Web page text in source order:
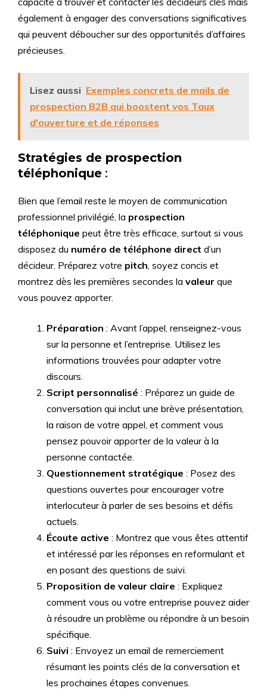
également à engager des conversations significatives
qui peuvent déboucher sur des opportunités d’affaires
précieuses.
Lisez aussi Exemples concrets de mails de
prospection B2B qui boostent vos Taux
d'ouverture et de réponses
Stratégies de prospection
téléphonique :
Bien que l’email reste le moyen de communication
professionnel privilégié, la prospection
téléphonique peut être très efficace, surtout si vous
disposez du numéro de téléphone direct d’un
décideur. Préparez votre pitch, soyez concis et
montrez dès les premières secondes la valeur que
vous pouvez apporter.
Préparation : Avant l’appel, renseignez-vous
sur la personne et l’entreprise. Utilisez les
informations trouvées pour adapter votre
discours.
Script personnalisé : Préparez un guide de
conversation qui inclut une brève présentation,
la raison de votre appel, et comment vous
pensez pouvoir apporter de la valeur à la
personne contactée.
Questionnement stratégique : Posez des
questions ouvertes pour encourager votre
interlocuteur à parler de ses besoins et défis
actuels.
Écoute active : Montrez que vous êtes attentif
et intéressé par les réponses en reformulant et
en posant des questions de suivi.
Proposition de valeur claire : Expliquez
comment vous ou votre entreprise pouvez aider
à résoudre un problème ou répondre à un besoin
spécifique.
Suivi : Envoyez un email de remerciement
résumant les points clés de la conversation et
les prochaines étapes convenues.